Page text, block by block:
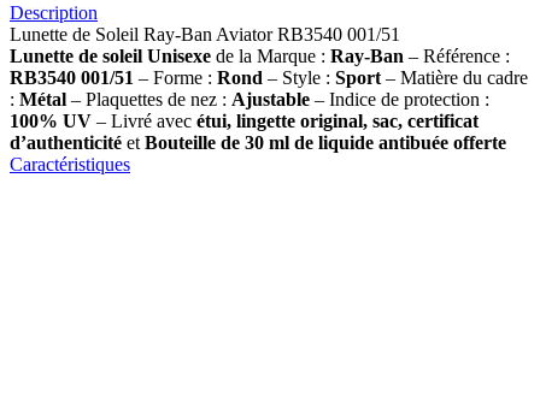
Description
Lunette de Soleil Ray-Ban Aviator RB3540 001/51
Lunette de soleil Unisexe de la Marque : Ray-Ban – Référence :
RB3540 001/51 – Forme : Rond – Style : Sport – Matière du cadre
: Métal – Plaquettes de nez : Ajustable – Indice de protection :
100% UV – Livré avec étui, lingette original, sac, certificat
d’authenticité et Bouteille de 30 ml de liquide antibuée offerte
Caractéristiques